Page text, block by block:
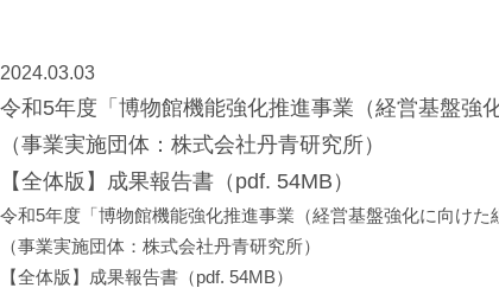
2024.03.03
令和5年度「博物館機能強化推進事業（経営基盤強
（事業実施団体：株式会社丹青研究所）
【全体版】成果報告書（pdf. 54MB）
令和5年度「博物館機能強化推進事業（経営基盤強化に向け
（事業実施団体：株式会社丹青研究所）
【全体版】成果報告書（pdf. 54MB）